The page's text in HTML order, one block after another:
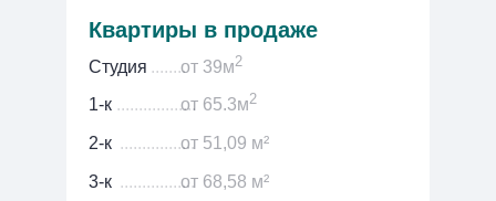
.................от 68,58 м²
3-к
.................от 51,09 м²
2-к
1-к
........
..................
от 39м2
от 65.3м2
Студия
Квартиры в продаже